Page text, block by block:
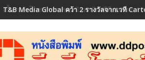
เบื้องหลังโภชนาการของนักล่าฝัน ซีพีเอฟ เผย